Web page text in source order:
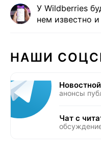
У Wildberries
нем известно
НАШИ
анонсы
Чат с